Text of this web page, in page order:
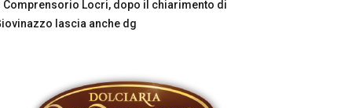
Comprensorio Locri, dopo il chiarimento di
lascia anche dg